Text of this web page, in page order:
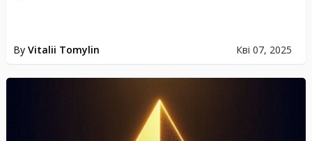
By Vitalii Tomylin Кві 07, 2025